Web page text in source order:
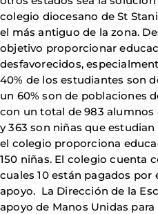
colegio diocesano de St
el más antiguo de la zona.
objetivo proporcionar
desfavorecidos,
40% de los estudiantes son
un 60% son de poblaciones
con un total de 983 alumnos
y 363 son niñas que estudian
el colegio proporciona
150 niñas. El colegio cuenta
cuales 10 están pagados por
apoyo. La Dirección de la
apoyo de Manos Unidas